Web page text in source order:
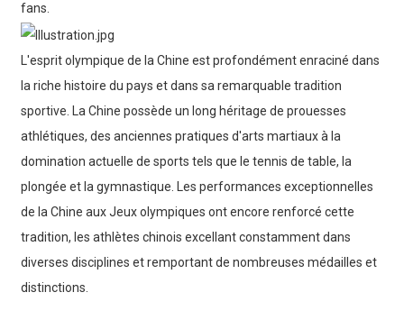
fans.
L'esprit olympique de la Chine est profondément enraciné dans
la riche histoire du pays et dans sa remarquable tradition
sportive. La Chine possède un long héritage de prouesses
athlétiques, des anciennes pratiques d'arts martiaux à la
domination actuelle de sports tels que le tennis de table, la
plongée et la gymnastique. Les performances exceptionnelles
de la Chine aux Jeux olympiques ont encore renforcé cette
tradition, les athlètes chinois excellant constamment dans
diverses disciplines et remportant de nombreuses médailles et
distinctions.